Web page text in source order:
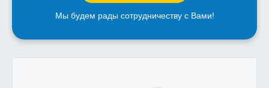
Мы будем рады сотрудничеству с Вами!